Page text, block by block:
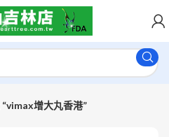
增大丸香港”